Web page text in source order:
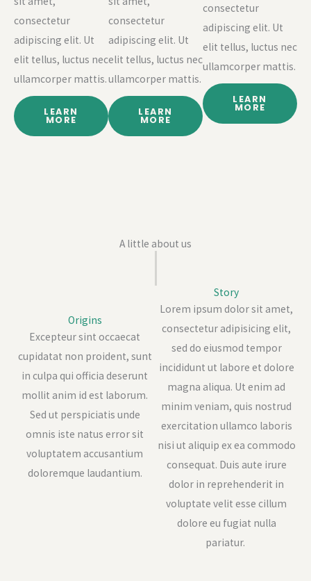
consectetur
adipiscing elit. Ut
elit tellus, luctus nec
ullamcorper mattis.
LEARN
MORE
consectetur
adipiscing elit. Ut
elit tellus, luctus nec
ullamcorper mattis.
LEARN
MORE
consectetur
adipiscing elit. Ut
elit tellus, luctus nec
ullamcorper mattis.
LEARN
MORE
A little about us
Origins
Excepteur sint occaecat
cupidatat non proident, sunt
in culpa qui officia deserunt
mollit anim id est laborum.
Sed ut perspiciatis unde
omnis iste natus error sit
voluptatem accusantium
doloremque laudantium.
Story
Lorem ipsum dolor sit amet,
consectetur adipisicing elit,
sed do eiusmod tempor
incididunt ut labore et dolore
magna aliqua. Ut enim ad
minim veniam, quis nostrud
exercitation ullamco laboris
nisi ut aliquip ex ea commodo
consequat. Duis aute irure
dolor in reprehenderit in
voluptate velit esse cillum
dolore eu fugiat nulla
pariatur.